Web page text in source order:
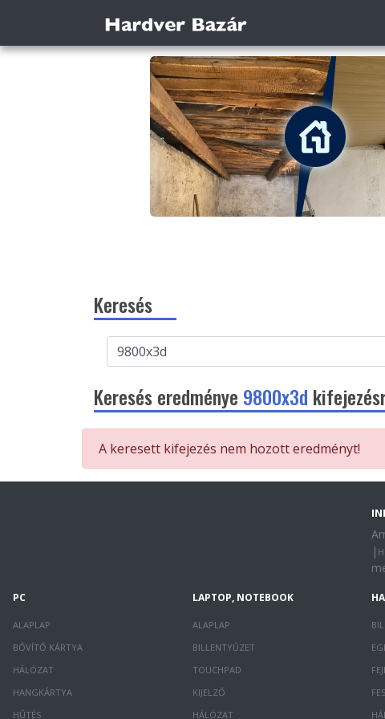
Keresés
Keresés eredménye 9800x3d
A keresett kifejezés nem hozott eredményt!
|
PC
ALAPLAP
BŐVÍTŐ KÁRTYA
HÁLÓZAT
HANGKÁRTYA
HŰTÉS
LAPTOP, NOTEBOOK
ALAPLAP
BILLENTYŰZET
TOUCHPAD
KIJELZŐ
HÁLÓZAT